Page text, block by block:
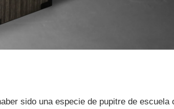
sido una especie de pupitre de escuela